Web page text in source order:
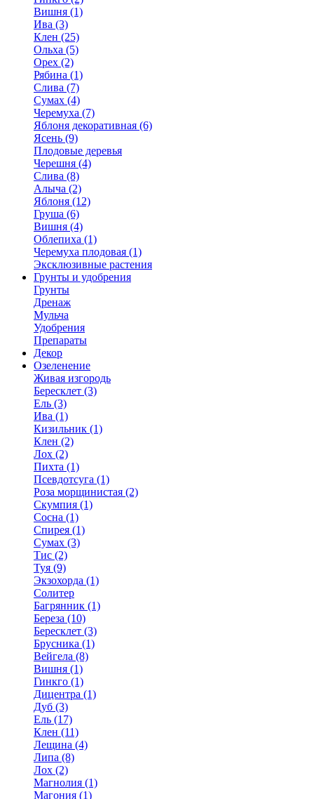
Вишня (1)
Ива (3)
Клен (25)
Ольха (5)
Орех (2)
Рябина (1)
Слива (7)
Сумах (4)
Черемуха (7)
Яблоня декоративная (6)
Ясень (9)
Плодовые деревья
Черешня (4)
Слива (8)
Алыча (2)
Яблоня (12)
Груша (6)
Вишня (4)
Облепиха (1)
Черемуха плодовая (1)
Эксклюзивные растения
Грунты и удобрения
Грунты
Дренаж
Мульча
Удобрения
Препараты
Декор
Озеленение
Живая изгородь
Бересклет (3)
Ель (3)
Ива (1)
Кизильник (1)
Клен (2)
Лох (2)
Пихта (1)
Псевдотсуга (1)
Роза морщинистая (2)
Скумпия (1)
Сосна (1)
Спирея (1)
Сумах (3)
Тис (2)
Туя (9)
Экзохорда (1)
Солитер
Багрянник (1)
Береза (10)
Бересклет (3)
Брусника (1)
Вейгела (8)
Вишня (1)
Гинкго (1)
Дицентра (1)
Дуб (3)
Ель (17)
Клен (11)
Лещина (4)
Липа (8)
Лох (2)
Магнолия (1)
Магония (1)